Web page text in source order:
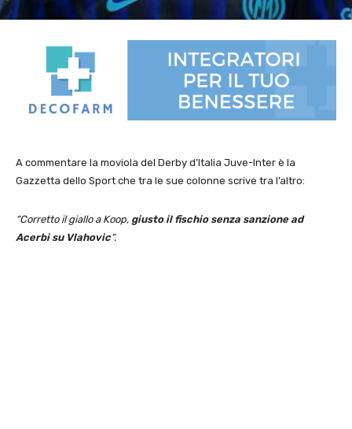
A commentare la moviola del Derby d’Italia Juve-Inter è la
Gazzetta dello Sport che tra le sue colonne scrive tra l’altro:
“Corretto il giallo a Koop, giusto il fischio senza sanzione ad
Acerbi su Vlahovic“.